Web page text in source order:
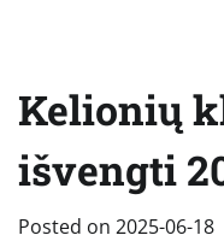
Kelionių
išvengti
Posted on 2025-06-18